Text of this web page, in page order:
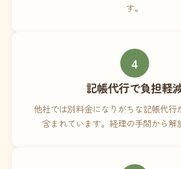
す。
4
記帳代行で負担軽
他社では別料金になりがちな記帳代行
含まれています。経理の手間から解